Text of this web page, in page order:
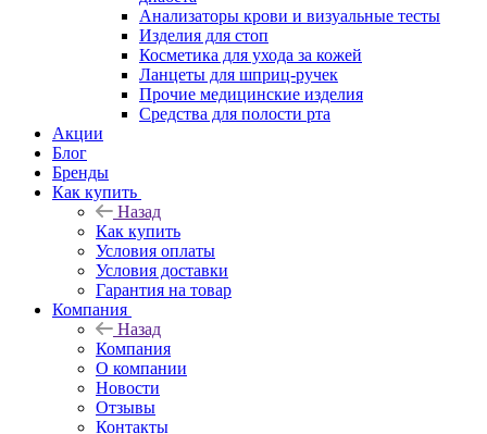
Анализаторы крови и визуальные тесты
Изделия для стоп
Косметика для ухода за кожей
Ланцеты для шприц-ручек
Прочие медицинские изделия
Средства для полости рта
Акции
Блог
Бренды
Как купить
Назад
Как купить
Условия оплаты
Условия доставки
Гарантия на товар
Компания
Назад
Компания
О компании
Новости
Отзывы
Контакты